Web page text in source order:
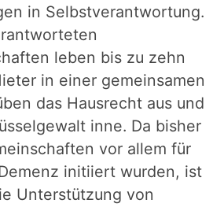
in Selbstverantwortung.
leben bis zu zehn
in einer gemeinsamen
das Hausrecht aus und
inne. Da bisher
vor allem für
initiiert wurden, ist
Unterstützung von